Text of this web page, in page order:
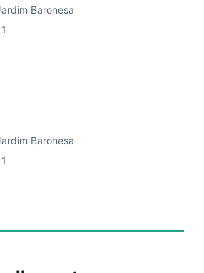
Baronesa
1
Baronesa
1